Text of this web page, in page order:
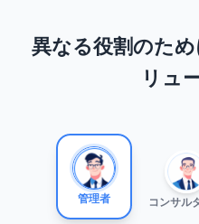
異なる役割のため
リュ
管理者 コンサル